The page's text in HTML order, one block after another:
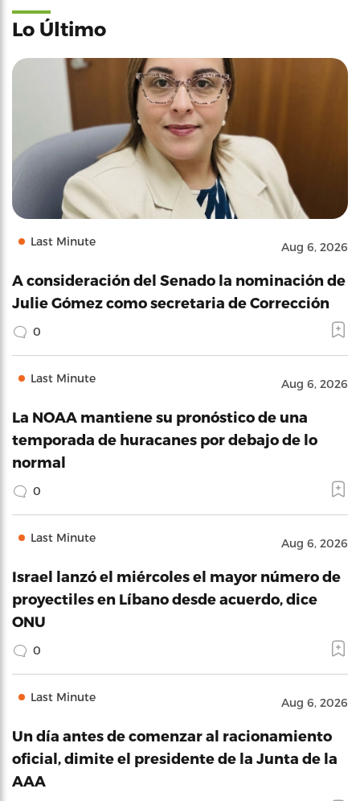
Lo Último
Last Minute Aug 6, 2026
A consideración del Senado la nominación de
Julie Gómez como secretaria de Corrección
0
Last Minute Aug 6, 2026
La NOAA mantiene su pronóstico de una
temporada de huracanes por debajo de lo
normal
0
Last Minute Aug 6, 2026
Israel lanzó el miércoles el mayor número de
proyectiles en Líbano desde acuerdo, dice
ONU
0
Last Minute Aug 6, 2026
Un día antes de comenzar al racionamiento
oficial, dimite el presidente de la Junta de la
AAA